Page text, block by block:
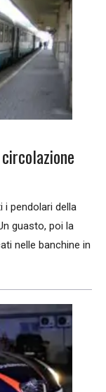
pendolari della
guasto, poi la
nelle banchine in